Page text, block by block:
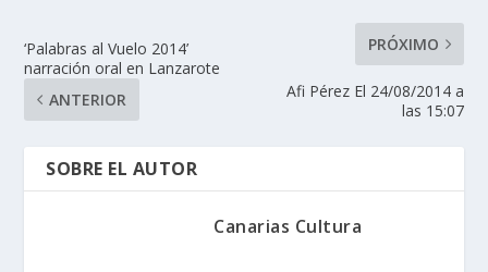
‘Palabras al Vuelo 2014’
narración oral en Lanzarote
ANTERIOR
PRÓXIMO
Afi Pérez El 24/08/2014 a
las 15:07
SOBRE EL AUTOR
Canarias Cultura